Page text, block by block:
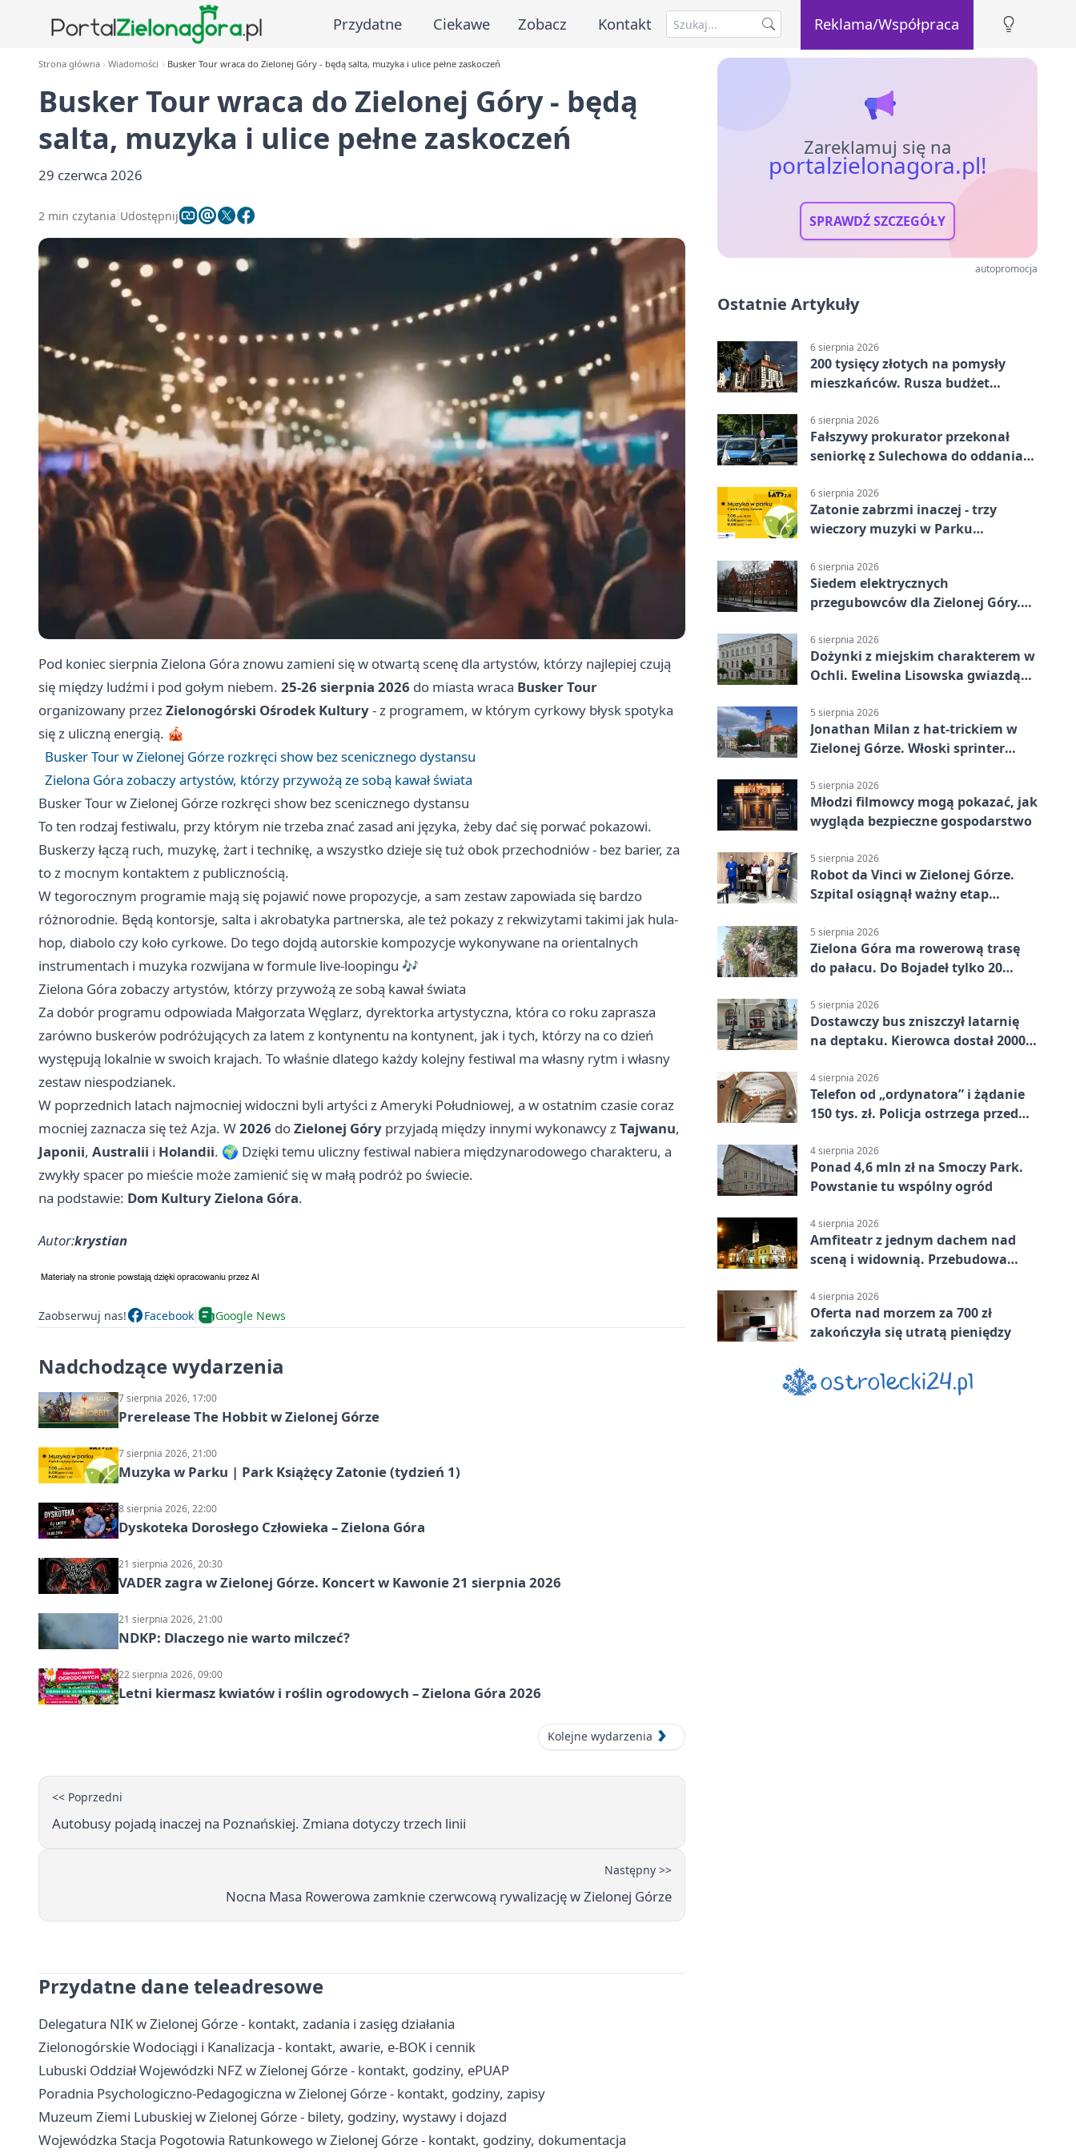
Przydatne Ciekawe Zobacz Kontakt Reklama/Współpraca
Strona główna Wiadomości Busker Tour wraca do Zielonej Góry - będą salta, muzyka i ulice pełne zaskoczeń
Busker Tour wraca do Zielonej Góry - będą
salta, muzyka i ulice pełne zaskoczeń
29 czerwca 2026
2 min czytania Udostępnij
Pod koniec sierpnia Zielona Góra znowu zamieni się w otwartą scenę dla artystów, którzy najlepiej czują
się między ludźmi i pod gołym niebem. 25-26 sierpnia 2026 do miasta wraca Busker Tour
organizowany przezZielonogórski Ośrodek Kultury- z programem, w którym cyrkowy błysk spotyka
się z uliczną energią. 🎪
Busker Tour w Zielonej Górze rozkręci show bez scenicznego dystansu
Zielona Góra zobaczy artystów, którzy przywożą ze sobą kawał świata
Busker Tour w Zielonej Górze rozkręci show bez scenicznego dystansu
To ten rodzaj festiwalu, przy którym nie trzeba znać zasad ani języka, żeby dać się porwać pokazowi.
Buskerzy łączą ruch, muzykę, żart i technikę, a wszystko dzieje się tuż obok przechodniów - bez barier, za
to z mocnym kontaktem z publicznością.
W tegorocznym programie mają się pojawić nowe propozycje, a sam zestaw zapowiada się bardzo
różnorodnie. Będą kontorsje, salta i akrobatyka partnerska, ale też pokazy z rekwizytami takimi jak hula-
hop, diabolo czy koło cyrkowe. Do tego dojdą autorskie kompozycje wykonywane na orientalnych
instrumentach i muzyka rozwijana w formule live-loopingu 🎶
Zielona Góra zobaczy artystów, którzy przywożą ze sobą kawał świata
Za dobór programu odpowiada Małgorzata Węglarz, dyrektorka artystyczna, która co roku zaprasza
zarówno buskerów podróżujących za latem z kontynentu na kontynent, jak i tych, którzy na co dzień
występują lokalnie w swoich krajach. To właśnie dlatego każdy kolejny festiwal ma własny rytm i własny
zestaw niespodzianek.
W poprzednich latach najmocniej widoczni byli artyści z Ameryki Południowej, a w ostatnim czasie coraz
mocniej zaznacza się też Azja. W2026 doZielonej Góry przyjadą między innymi wykonawcy zTajwanu,
Japonii, Australii i Holandii. 🌍 Dzięki temu uliczny festiwal nabiera międzynarodowego charakteru, a
zwykły spacer po mieście może zamienić się w małą podróż po świecie.
na podstawie: Dom Kultury Zielona Góra.
Autor:krystian
Zaobserwuj nas! Facebook Google News
Nadchodzące wydarzenia
7 sierpnia 2026, 17:00
Prerelease The Hobbit w Zielonej Górze
7 sierpnia 2026, 21:00
Muzyka w Parku | Park Książęcy Zatonie (tydzień 1)
8 sierpnia 2026, 22:00
Dyskoteka Dorosłego Człowieka – Zielona Góra
21 sierpnia 2026, 20:30
VADER zagra w Zielonej Górze. Koncert w Kawonie 21 sierpnia 2026
21 sierpnia 2026, 21:00
NDKP: Dlaczego nie warto milczeć?
22 sierpnia 2026, 09:00
Letni kiermasz kwiatów i roślin ogrodowych – Zielona Góra 2026
Kolejne wydarzenia
<< Poprzedni
Autobusy pojadą inaczej na Poznańskiej. Zmiana dotyczy trzech linii
Następny >>
Nocna Masa Rowerowa zamknie czerwcową rywalizację w Zielonej Górze
Przydatne dane teleadresowe
Delegatura NIK w Zielonej Górze - kontakt, zadania i zasięg działania
Zielonogórskie Wodociągi i Kanalizacja - kontakt, awarie, e-BOK i cennik
Lubuski Oddział Wojewódzki NFZ w Zielonej Górze - kontakt, godziny, ePUAP
Poradnia Psychologiczno-Pedagogiczna w Zielonej Górze - kontakt, godziny, zapisy
Muzeum Ziemi Lubuskiej w Zielonej Górze - bilety, godziny, wystawy i dojazd
Wojewódzka Stacja Pogotowia Ratunkowego w Zielonej Górze - kontakt, godziny, dokumentacja
Zareklamuj się na
portalzielonagora.pl!
SPRAWDŹ SZCZEGÓŁY
autopromocja
Ostatnie Artykuły
6 sierpnia 2026
200 tysięcy złotych na pomysły
mieszkańców. Rusza budżet
6 sierpnia 2026
Fałszywy prokurator przekonał
seniorkę z Sulechowa do oddania
6 sierpnia 2026
Zatonie zabrzmi inaczej - trzy
wieczory muzyki w Parku
6 sierpnia 2026
Siedem elektrycznych
przegubowców dla Zielonej Góry.
6 sierpnia 2026
Dożynki z miejskim charakterem w
Ochli. Ewelina Lisowska gwiazdą
5 sierpnia 2026
Jonathan Milan z hat-trickiem w
Zielonej Górze. Włoski sprinter
5 sierpnia 2026
Młodzi filmowcy mogą pokazać, jak
wygląda bezpieczne gospodarstwo
5 sierpnia 2026
Robot da Vinci w Zielonej Górze.
Szpital osiągnął ważny etap
5 sierpnia 2026
Zielona Góra ma rowerową trasę
do pałacu. Do Bojadeł tylko 20
5 sierpnia 2026
Dostawczy bus zniszczył latarnię
na deptaku. Kierowca dostał 2000
4 sierpnia 2026
Telefon od „ordynatora” i żądanie
150 tys. zł. Policja ostrzega przed
4 sierpnia 2026
Ponad 4,6 mln zł na Smoczy Park.
Powstanie tu wspólny ogród
4 sierpnia 2026
Amfiteatr z jednym dachem nad
sceną i widownią. Przebudowa
4 sierpnia 2026
Oferta nad morzem za 700 zł
zakończyła się utratą pieniędzy